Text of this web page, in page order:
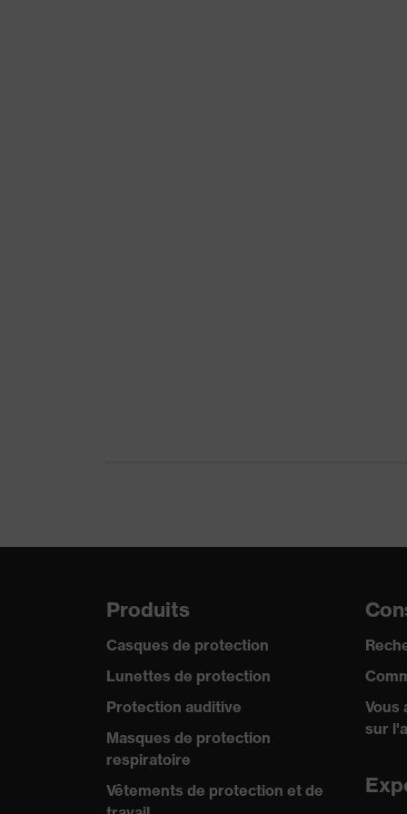
Produits
Casques de protection
Lunettes de protection
Protection auditive
Masques de protection
respiratoire
Vêtements de protection et de
Vous
sur